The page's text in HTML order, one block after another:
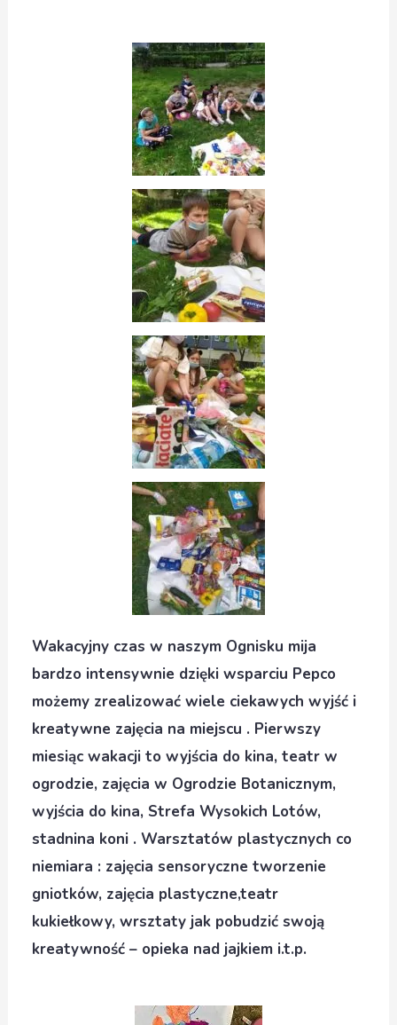
Wakacyjny czas w naszym Ognisku mija
bardzo intensywnie dzięki wsparciu Pepco
możemy zrealizować wiele ciekawych wyjść i
kreatywne zajęcia na miejscu . Pierwszy
miesiąc wakacji to wyjścia do kina, teatr w
ogrodzie, zajęcia w Ogrodzie Botanicznym,
wyjścia do kina, Strefa Wysokich Lotów,
stadnina koni . Warsztatów plastycznych co
niemiara : zajęcia sensoryczne tworzenie
gniotków, zajęcia plastyczne,teatr
kukiełkowy, wrsztaty jak pobudzić swoją
kreatywność – opieka nad jajkiem i.t.p.